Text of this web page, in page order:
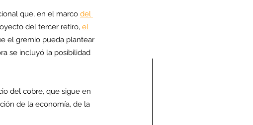
que, en el marco del
del tercer retiro, el
el gremio pueda plantear
se incluyó la posibilidad
del cobre, que sigue en
de la economía, de la